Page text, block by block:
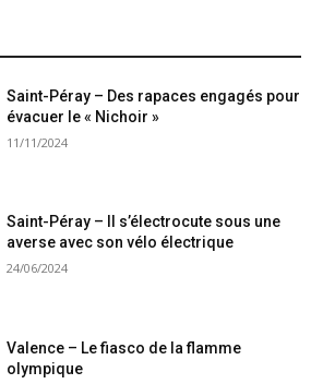
Saint-Péray – Des rapaces engagés pour
évacuer le « Nichoir »
11/11/2024
Saint-Péray – Il s’électrocute sous une
averse avec son vélo électrique
24/06/2024
Valence – Le fiasco de la flamme
olympique